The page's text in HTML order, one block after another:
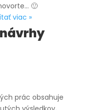
🙂
viac »Vedecká
terminológia
prác obsahuje